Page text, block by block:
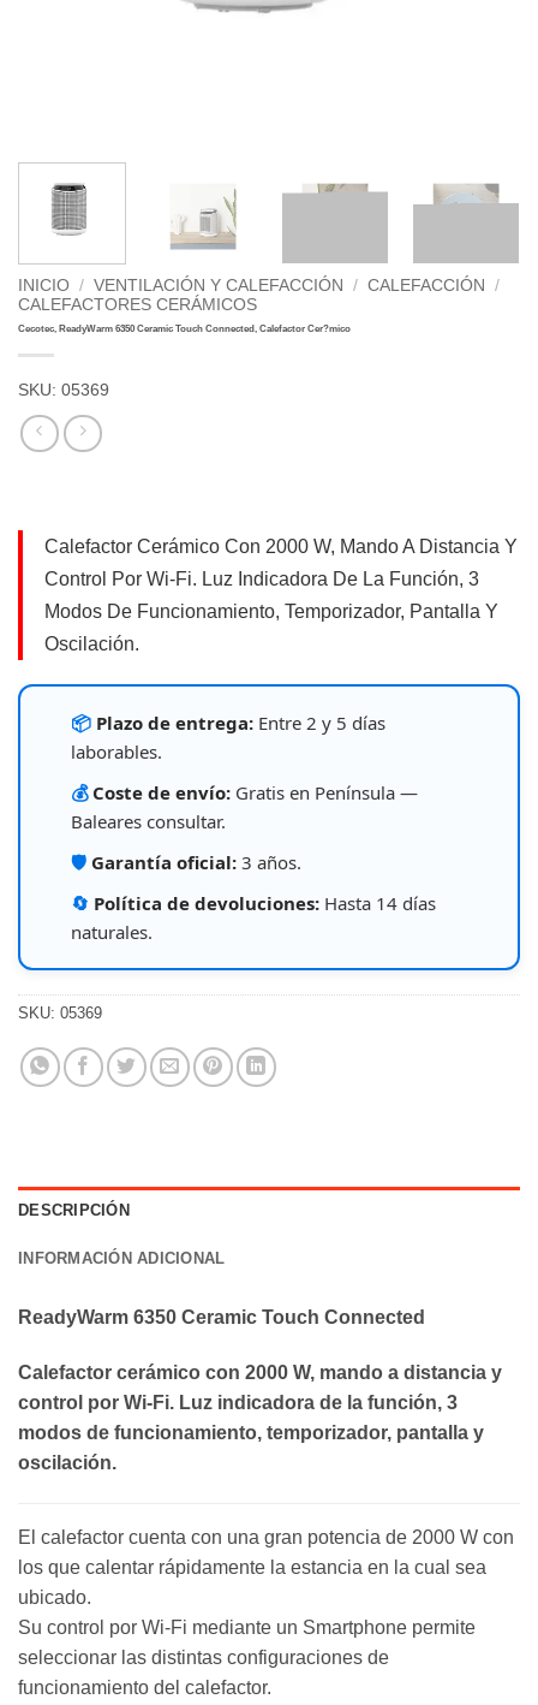
INICIO / VENTILACIÓN Y CALEFACCIÓN / CALEFACCIÓN
/
CALEFACTORES CERÁMICOS
Cecotec, ReadyWarm 6350 Ceramic Touch Connected, Calefactor Cer?mico
SKU: 05369
Calefactor Cerámico Con 2000 W, Mando A Distancia Y
Control Por Wi-Fi. Luz Indicadora De La Función, 3
Modos De Funcionamiento, Temporizador, Pantalla Y
Oscilación.
📦 Plazo de entrega:Entre 2 y 5 días
laborables.
💰 Coste de envío:Gratis en Península —
Baleares consultar.
🛡️ Garantía oficial:3 años.
🔄 Política de devoluciones:Hasta 14 días
naturales.
SKU: 05369
DESCRIPCIÓN
INFORMACIÓN ADICIONAL
ReadyWarm 6350 Ceramic Touch Connected
Calefactor cerámico con 2000 W, mando a distancia y
control por Wi-Fi. Luz indicadora de la función, 3
modos de funcionamiento, temporizador, pantalla y
oscilación.
El calefactor cuenta con una gran potencia de 2000 W con
los que calentar rápidamente la estancia en la cual sea
ubicado.
Su control por Wi-Fi mediante un Smartphone permite
seleccionar las distintas configuraciones de
funcionamiento del calefactor.